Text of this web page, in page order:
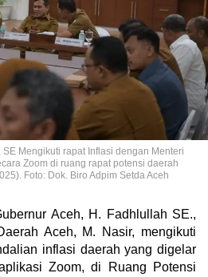
Mengikuti rapat Inflasi dengan Menteri
Zoom di ruang rapat potensi daerah
Foto: Dok. Biro Adpim Setda Aceh
Aceh, H. Fadhlullah SE.,
Aceh, M. Nasir, mengikuti
inflasi daerah yang digelar
Zoom, di Ruang Potensi